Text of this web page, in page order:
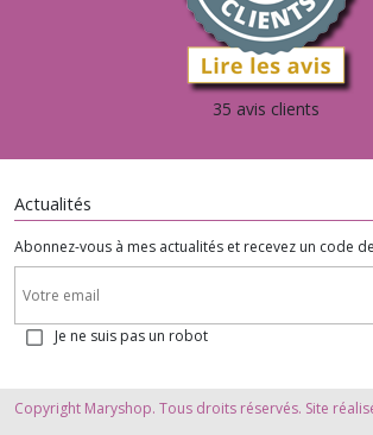
35 avis clients
Actualités
Abonnez-vous à mes actualités et recevez un code
Je ne suis pas un robot
Copyright Maryshop. Tous droits réservés. Site